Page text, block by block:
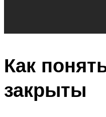
Как
закрыты